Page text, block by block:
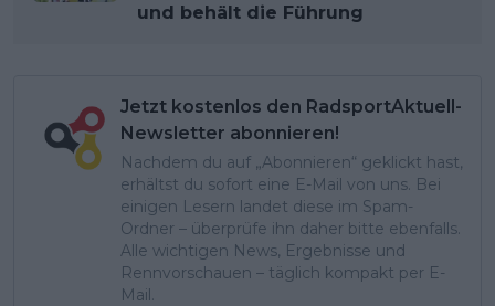
und behält die Führung
Jetzt kostenlos den RadsportAktuell-
Newsletter abonnieren!
Nachdem du auf „Abonnieren“ geklickt hast,
erhältst du sofort eine E-Mail von uns. Bei
einigen Lesern landet diese im Spam-
Ordner – überprüfe ihn daher bitte ebenfalls.
Alle wichtigen News, Ergebnisse und
Rennvorschauen – täglich kompakt per E-
Mail.